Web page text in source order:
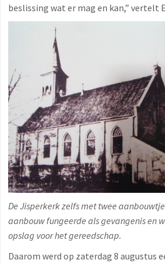
beslissing wat er mag en kan,” vertelt
De Jisperkerk zelfs met twee
aanbouw fungeerde als gevangenis en
opslag voor het gereedschap.
Daarom werd op zaterdag 8 augustus